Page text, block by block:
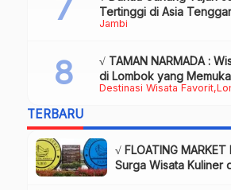
Jambi
Tertinggi di Asia
Daya Tarik & Tips
Destinasi Wisata Favorit
√ TAMAN NARMADA :
di Lombok yang
Keindahan Alam &
TERBARU
√ FLOATING MARKET
Surga Wisata Kuliner